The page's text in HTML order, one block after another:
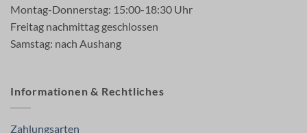
Montag-Donnerstag: 15:00-18:30 Uhr
Freitag nachmittag geschlossen
Samstag: nach Aushang
Informationen & Rechtliches
Zahlungsarten